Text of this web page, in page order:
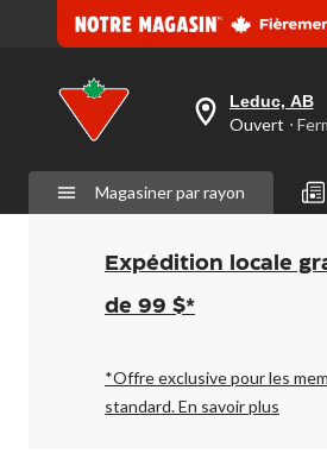
votre
est
Leduc,
AB,
Ouvert,
Fermeture
à
pour
changer
Leduc, AB
Ouvert
Magasiner par rayon
Expédition locale
de 99 $*
*Offre exclusive pour les
standard.En savoir plus